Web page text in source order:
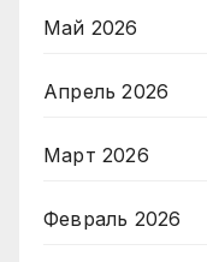
Май 2026
Апрель 2026
Март 2026
Февраль 2026